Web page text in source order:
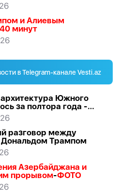
и Алиевым
минут
в Telegram-канале Vesti.az
Южного
за полтора года -
разговор между
Трампом
Азербайджана и
прорывом-ФОТО